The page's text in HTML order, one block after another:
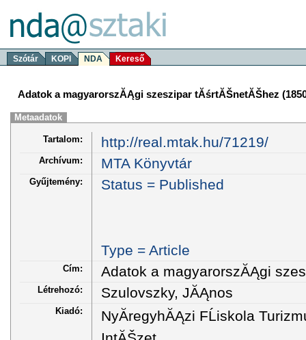
Szótár KOPI NDA Kereső
Adatok a magyarorszĂĄgi szeszipar tĂśrtĂŠnetĂŠhez
Metaadatok
Tartalom: http://real.mtak.hu/71219/
Archívum: MTA Könyvtár
Gyűjtemény: Status = Published
Type = Article
Cím: Adatok a magyarorszĂĄgi
Létrehozó: Szulovszky, JĂĄnos
Kiadó:
NyĂ­regyhĂĄzi FĹiskola